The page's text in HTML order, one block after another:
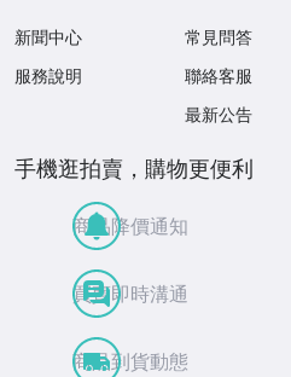
新聞中心
服務說明
常見問答
聯絡客服
最新公告
手機逛拍賣，購物更便利
商品降價通知
買賣即時溝通
商品到貨動態